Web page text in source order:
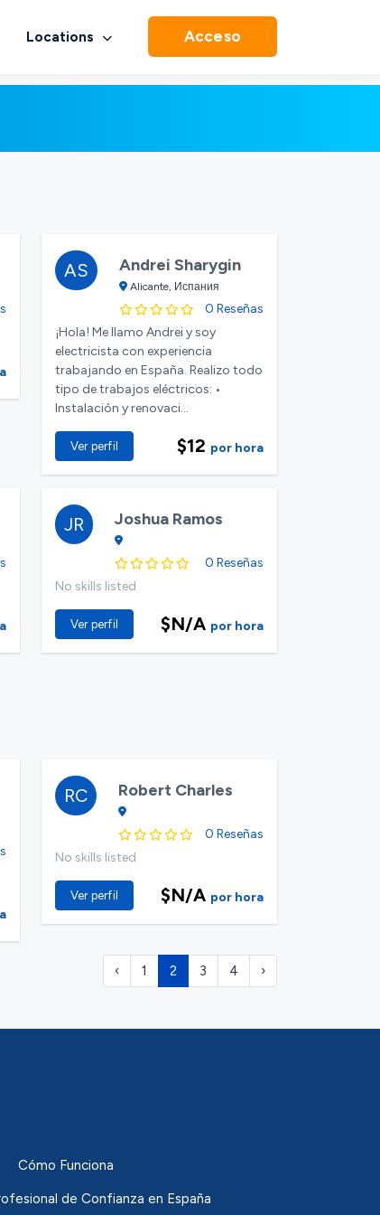
Locations Acceso
AS Andrei Sharygin
Alicante, Испания
0 Reseñas
¡Hola! Me llamo Andrei y soy
electricista con experiencia
trabajando en España. Realizo todo
tipo de trabajos eléctricos: •
Instalación y renovaci...
Ver perfil $12 por hora
JR Joshua Ramos
0 Reseñas
No skills listed
Ver perfil $N/A por hora
RC Robert Charles
0 Reseñas
No skills listed
Ver perfil $N/A por hora
‹ 1 2 3 4 ›
Cómo Funciona
de Confianza en España